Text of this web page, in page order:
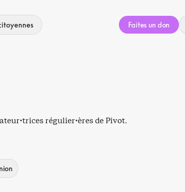
Faites un don
régulier·ères de Pivot.